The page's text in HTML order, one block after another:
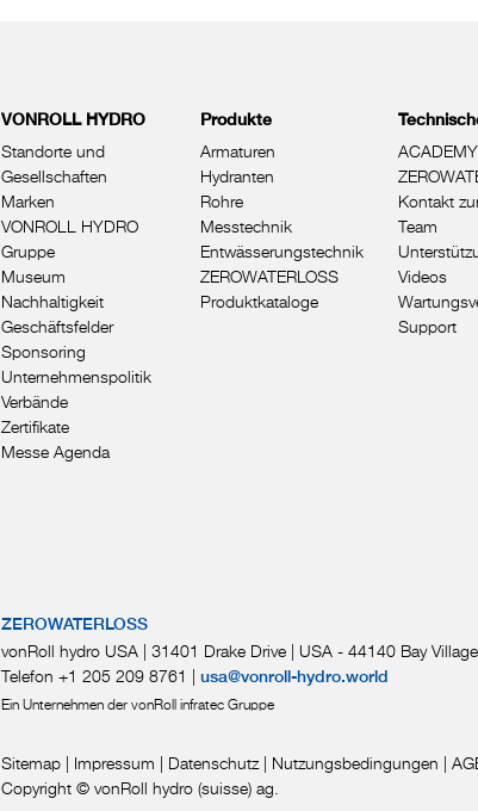
VONROLL HYDRO
Standorte und
Gesellschaften
Marken
VONROLL HYDRO
Gruppe
Museum
Nachhaltigkeit
Geschäftsfelder
Sponsoring
Unternehmenspolitik
Verbände
Zertifikate
Messe Agenda
Produkte
Armaturen
Hydranten
Rohre
Messtechnik
Entwässerungstechnik
ZEROWATERLOSS
Produktkataloge
ACADEMY
Kontakt
Team
Videos
Support
ZEROWATERLOSS
vonRoll hydro USA | 31401 Drake Drive | USA - 44140 Bay
Telefon +1 205 209 8761 | usa@vonroll-hydro.world
Ein Unternehmen der vonRoll infratec Gruppe
Sitemap | Impressum | Datenschutz | Nutzungsbedingungen |
Copyright © vonRoll hydro (suisse) ag.